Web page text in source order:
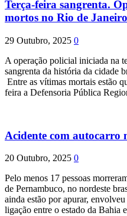
Terça-feira sangrenta.
mortos no Rio de Janeiro
29 Outubro, 2025 0
A operação policial iniciada na
sangrenta da história da cidade
Entre as vítimas mortais estão
feira a Defensoria Pública
Acidente com autocarro
20 Outubro, 2025 0
Pelo menos 17 pessoas
de Pernambuco, no nordeste
ainda estão por apurar,
ligação entre o estado da Bahia